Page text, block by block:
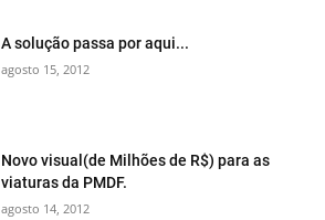
A solução passa por aqui...
agosto 15, 2012
Novo visual(de Milhões de R$) para as
viaturas da PMDF.
agosto 14, 2012